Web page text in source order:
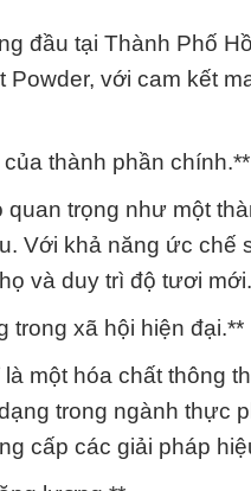
đầu tại Thành Phố
với cam kết
thành phần chính.**
trọng như một
Với khả năng ức chế
và duy trì độ tươi mới.
trong xã hội hiện đại.**
một hóa chất thông
trong ngành thực
cấp các giải pháp